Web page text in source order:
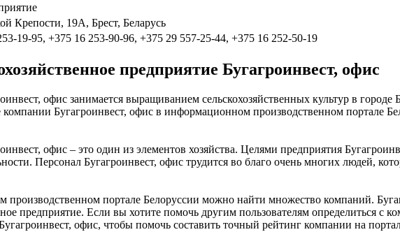
Крепости, 19А, Брест, Беларусь
19-95, +375 16 253-90-96, +375 29 557-25-44, +375 16 252-50-19
предприятие Бугагроинвест, офис
офис занимается выращиванием сельскохозяйственных культур в
Бугагроинвест, офис в информационном производственном портале
офис – это один из элементов хозяйства. Целями предприятия
Персонал Бугагроинвест, офис трудится во благо очень многих людей,
портале Белоруссии можно найти множество компаний.
предприятие. Если вы хотите помочь другим пользователям определиться с
офис, чтобы помочь составить точный рейтинг компании на